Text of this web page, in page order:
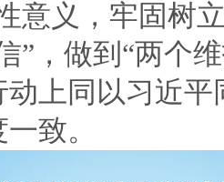
意义，牢固树
”，做到“两个
上同以习近平
致。